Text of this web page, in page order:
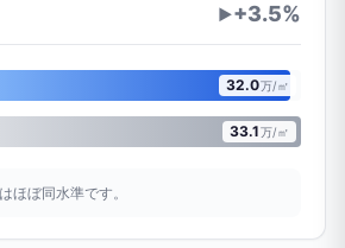
▶+3.5%
32.0万/㎡
33.1万/㎡
ほぼ同水準です。